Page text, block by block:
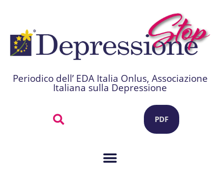
Periodico dell’ EDA Italia Onlus, Associazione
Italiana sulla Depressione
PDF